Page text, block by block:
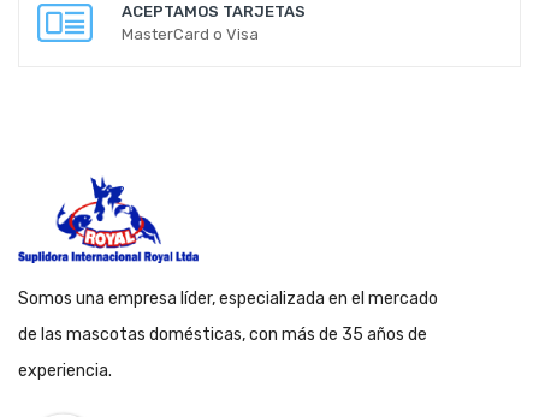
ACEPTAMOS TARJETAS
MasterCard o Visa
Somos una empresa líder, especializada en el mercado
de las mascotas domésticas, con más de 35 años de
experiencia.